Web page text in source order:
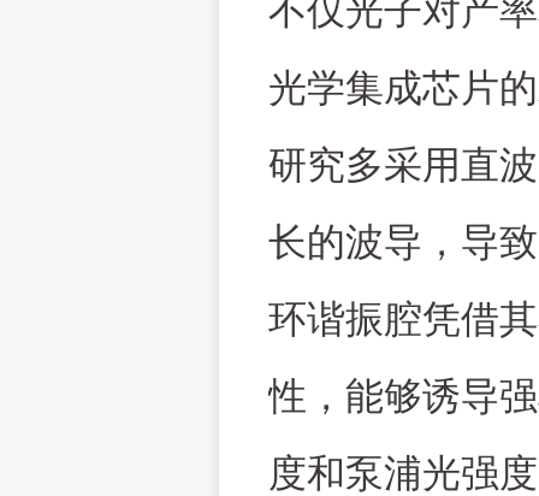
不仅光子对产
光学集成芯片
研究多采用直
长的波导，导
环谐振腔凭借
性，能够诱导
度和泵浦光强